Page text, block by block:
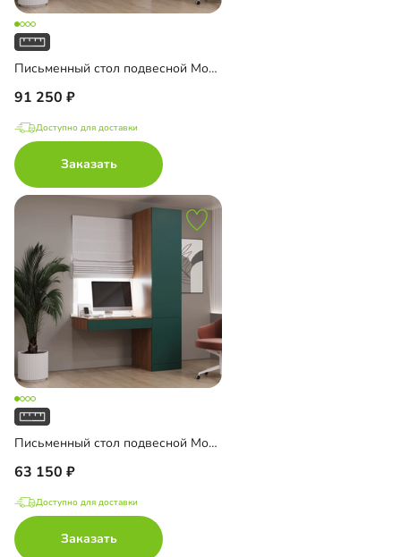
Письменный стол подвесной Мобаро-1
91 250
Доступно для доставки
Заказать
Письменный стол подвесной Мобаро-2
63 150
Доступно для доставки
Заказать